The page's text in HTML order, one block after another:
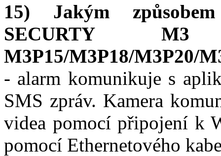
15) Jakým
SECURTY
M3P15/M3P18/M3P20/
- alarm komunikuje s
SMS zpráv. Kamera
videa pomocí připojení k
pomocí Ethernetového